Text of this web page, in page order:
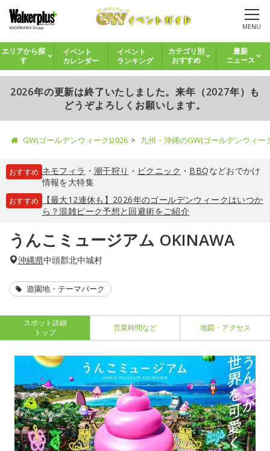
MENU
エリアから探
す
イベント
カレンダー
イベント
ランキング
カテゴリ別
おすすめ
最新
ニュース
2026年の更新は終了いたしました。来年（2027年）も
どうぞよろしくお願いします。
GW(ゴールデンウィーク)2026 九州・沖縄のGW(ゴールデンウィ
おすすめ ネモフィラ ・ 潮干狩り ・ ピクニック ・ BBQなどおでかけ
情報を大特集
おすすめ
【最大12連休も】2026年のゴールデンウィークはいつか
ら？混雑ピーク予想と回避術をご紹介
うんこミュージアム OKINAWA
沖縄県中頭郡北中城村
遊園地・テーマパーク
スポット詳細
トップ
営業時間など 地図・アクセス